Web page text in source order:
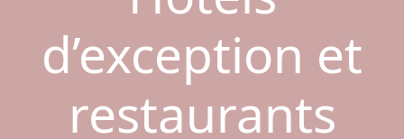
d’exception et
restaurants